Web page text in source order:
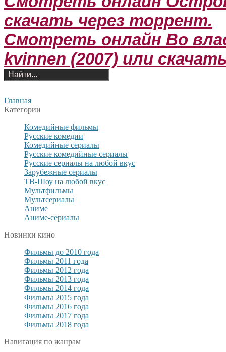
скачать через торрент.
Смотреть онлайн Во
kvinnen (2007) или
Главная
Категории
Комедийные фильмы
Русские комедии
Комедийные сериалы
Русские комедийные сериалы
Русские сериалы на любой вкус
Зарубежные сериалы
ТВ-Шоу на любой вкус
Мультфильмы
Мультсериалы
Аниме
Аниме-сериалы
Новинки кино
Фильмы до 2010 года
Фильмы 2011 года
Фильмы 2012 года
Фильмы 2013 года
Фильмы 2014 года
Фильмы 2015 года
Фильмы 2016 года
Фильмы 2017 года
Фильмы 2018 года
Навигация по жанрам